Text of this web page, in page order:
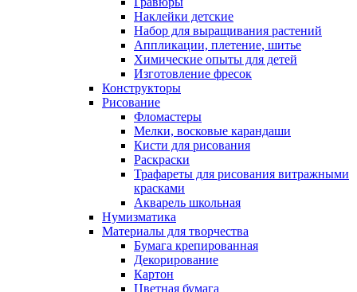
Наклейки детские
Набор для выращивания растений
Аппликации, плетение, шитье
Химические опыты для детей
Изготовление фресок
Конструкторы
Рисование
Фломастеры
Мелки, восковые карандаши
Кисти для рисования
Раскраски
Трафареты для рисования витражными
красками
Акварель школьная
Нумизматика
Материалы для творчества
Бумага крепированная
Декорирование
Картон
Цветная бумага